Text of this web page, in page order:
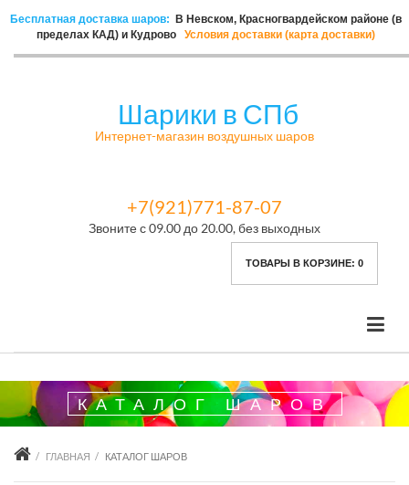
Бесплатная доставка шаров:
В Невском, Красногвардейском районе (в
пределах КАД) и Кудрово
Условия доставки (карта доставки)
Шарики в СПб
Интернет-магазин воздушных шаров
+7(921)771-87-07
Звоните с 09.00 до 20.00, без выходных
ТОВАРЫ В КОРЗИНЕ: 0
КАТАЛОГ ШАРОВ
ГЛАВНАЯ КАТАЛОГ ШАРОВ